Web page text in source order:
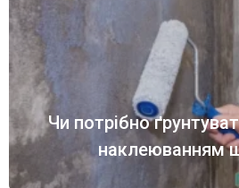
Чи потрібно
наклеюванням